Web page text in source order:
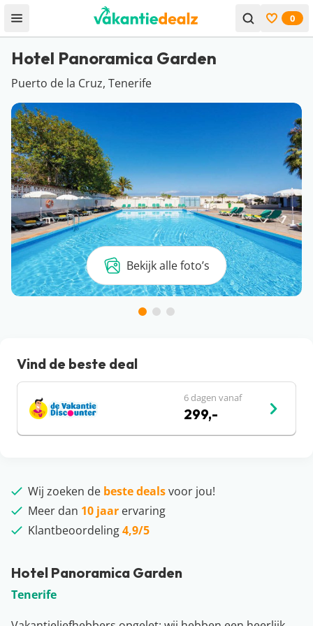
Open menu Bekijk
0
Hotel Panoramica Garden
Puerto de la Cruz, Tenerife
Bekijk alle foto’s
Hotel Panoramica Garden
Tenerife
Vind de beste deal
6 dagen vanaf
299,-
Wij zoeken de beste dealsvoor jou!
Meer dan 10 jaar ervaring
Klantbeoordeling4,9/5